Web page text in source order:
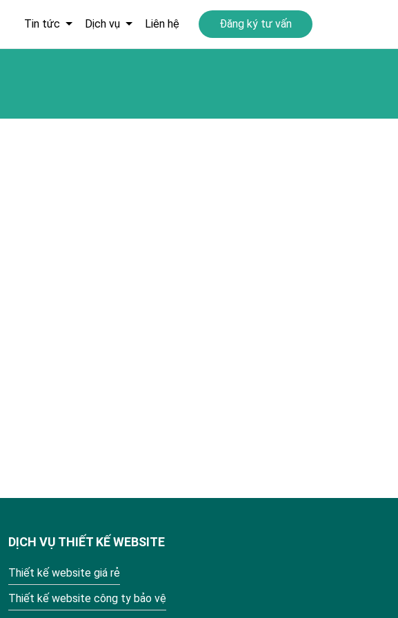
Tin tức Dịch vụ Liên hệ Đăng ký tư vấn
DỊCH VỤ THIẾT KẾ WEBSITE
Thiết kế website giá rẻ
Thiết kế website công ty bảo vệ